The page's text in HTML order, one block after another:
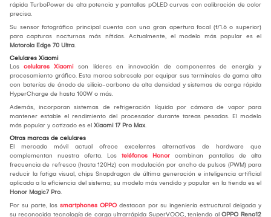
rápida TurboPower de alta potencia y pantallas pOLED curvas con calibración de color
precisa.
Su sensor fotográfico principal cuenta con una gran apertura focal (f/1.6 o superior)
para capturas nocturnas más nítidas. Actualmente, el modelo más popular es el
Motorola Edge 70 Ultra.
Celulares Xiaomi
Los celulares Xiaomison líderes en innovación de componentes de energía y
procesamiento gráfico. Esta marca sobresale por equipar sus terminales de gama alta
con baterías de ánodo de silicio-carbono de alta densidad y sistemas de carga rápida
HyperCharge de hasta 100W o más.
Además, incorporan sistemas de refrigeración líquida por cámara de vapor para
mantener estable el rendimiento del procesador durante tareas pesadas. El modelo
más popular y cotizado es el Xiaomi 17 Pro Max.
Otras marcas de celulares
El mercado móvil actual ofrece excelentes alternativas de hardware que
complementan nuestra oferta. Los teléfonos Honor combinan pantallas de alta
frecuencia de refresco (hasta 120Hz) con modulación por ancho de pulsos (PWM) para
reducir la fatiga visual, chips Snapdragon de última generación e inteligencia artificial
aplicada a la eficiencia del sistema; su modelo más vendido y popular en la tienda es el
Honor Magic7 Pro.
Por su parte, los smartphones OPPOdestacan por su ingeniería estructural delgada y
su reconocida tecnología de carga ultrarrápida SuperVOOC, teniendo al OPPO Reno12